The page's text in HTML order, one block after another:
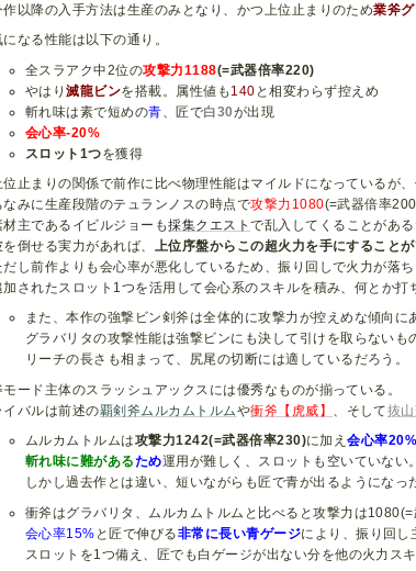
作以降の入手方法は生産のみとなり、かつ上位止まりのため業斧
になる性能は以下の通り。
全スラアク中2位の攻撃力1188(=武器倍率220)
やはり滅龍ビンを搭載。属性値も 140 と相変わらず控えめ
斬れ味は素で短めの青 、匠で白30が出現
会心率-20%
スロット1つを獲得
位止まりの関係で前作に比べ物理性能はマイルドになっているが
なみに生産段階のテュランノスの時点で攻撃力1080(=武器倍率
材主であるイビルジョーも採集クエストで乱入してくることがある
を倒せる実力があれば、 上位序盤からこの超火力を手にすること
だし前作よりも会心率が悪化しているため、振り回しで火力が落ち
加されたスロット1つを活用して会心系のスキルを積み、何とか打
また、本作の強撃ビン剣斧は全体的に攻撃力が控えめな傾向に
グラバリタの攻撃性能は強撃ビンにも決して引けを取らないも
リーチの長さも相まって、尻尾の切断には適しているだろう。
モード主体のスラッシュアックスには優秀なものが揃っている。
イバルは前述の覇剣斧ムルカムトルムや衝斧【虎威】 、そして抜
ムルカムトルムは攻撃力1242(=武器倍率230)に加え会心率20%
斬れ味に難があるため運用が難しく、スロットも空いていない。
しかし過去作とは違い、短いながらも匠で青が出るようになっ
衝斧はグラバリタ、ムルカムトルムと比べると攻撃力は1080(=
会心率15% と匠で伸びる非常に長い青ゲージにより、振り回し
スロットを1つ備え、匠でも白ゲージが出ない分を他の火力ス